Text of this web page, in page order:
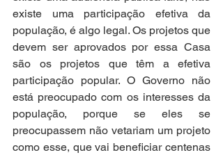
existe uma participação efetiva da
população, é algo legal. Os projetos que
devem ser aprovados por essa Casa
são os projetos que têm a efetiva
participação popular. O Governo não
está preocupado com os interesses da
população, porque se eles se
preocupassem não vetariam um projeto
como esse, que vai beneficiar centenas